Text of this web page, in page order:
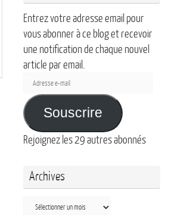
Entrez votre adresse email pour
vous abonner à ce blog et recevoir
une notification de chaque nouvel
article par email.
Adresse
e-
mail
Souscrire
Rejoignez les 29 autres abonnés
Archives
Archives